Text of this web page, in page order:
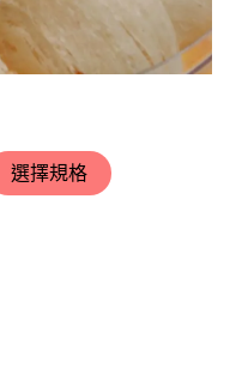
選擇規格
產
品